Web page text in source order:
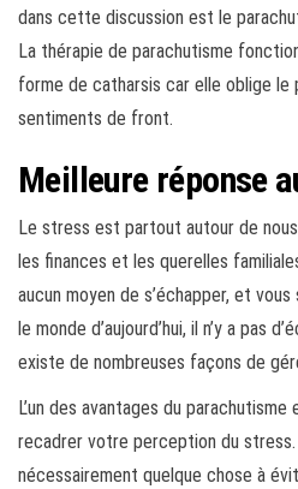
dans cette discussion est le
La thérapie de parachutisme
forme de catharsis car elle oblige
sentiments de front.
Meilleure réponse
Le stress est partout autour de
les finances et les querelles
aucun moyen de s’échapper, et vous
le monde d’aujourd’hui, il n’y a pas
existe de nombreuses façons de
L’un des avantages du
recadrer votre perception du stress.
nécessairement quelque chose à